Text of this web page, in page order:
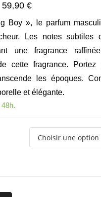
59,90 €
Boy », le parfum
Les notes subtiles
une fragrance
de cette fragrance.
les époques.
et élégante.